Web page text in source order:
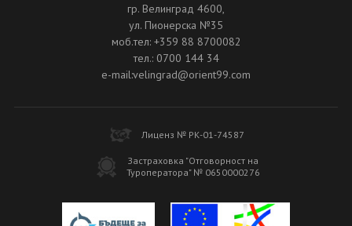
гр. Велинград 4600,
ул. Пионерска №35
моб.тел: +359 88 8700082
тел.: 0700 144 34
e-mail:velingrad@orient99.com
Лиценз № РК-01-74587
Застраховка "Отговорност на
Туроператора" № 0650000276